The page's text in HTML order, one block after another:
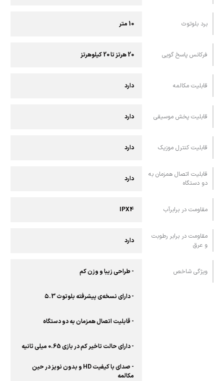
برد بلوتوث 10 متر
فرکانس پاسخ گویی 20 هرتز تا 20 کیلوهرتز
قابلیت مکالمه دارد
قابلیت پخش موسیقی دارد
قابلیت کنترل موزیک دارد
قابلیت اتصال همزمان به
دو دستگاه
دارد
مقاومت در برابرآب IPX4
مقاومت در برابر رطوبت
و عرق
دارد
ویژگی شاخص - طراحی زیبا و وزن کم
- دارای نسخه‌ی پیشرفته بلوتوث ۵.3
- قابلیت اتصال همزمان به دو دستگاه
- دارای حالت تاخیر کم در بازی 0.65 میلی ثانیه
- صدای با کیفیت HD و بدون نویز در حین
مکالمه